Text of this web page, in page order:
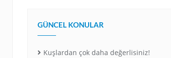
GÜNCEL KONULAR
Kuşlardan çok daha değerlisiniz!